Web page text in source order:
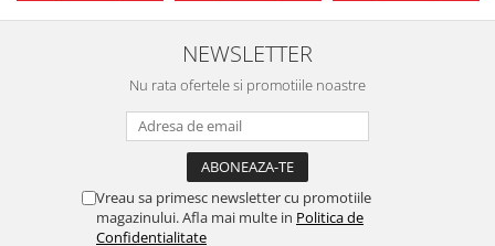
NEWSLETTER
Nu rata ofertele si promotiile noastre
Vreau sa primesc newsletter cu promotiile
magazinului. Afla mai multe in Politica de
Confidentialitate